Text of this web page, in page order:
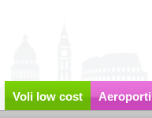
Voli low cost Aeroporti